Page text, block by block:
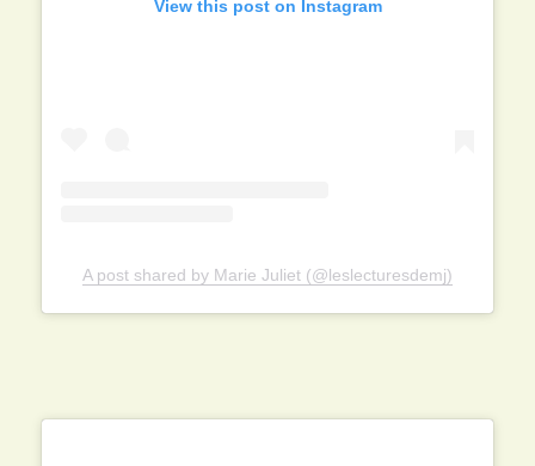
View this post on Instagram
A post shared by Marie Juliet (@leslecturesdemj)